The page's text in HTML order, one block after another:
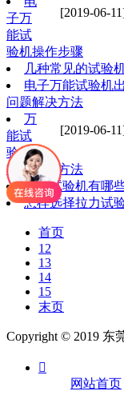
[2019-06-
子万
能试
验机操作步骤
几种常见的试验
电子万能试验机
问题解决方法
[2019-06-
万
能试
验机
标准使用方法
万能试验机有哪
怎样选择拉力试
首页
12
13
14
15
末页
Copyright © 2019 东

网站首页